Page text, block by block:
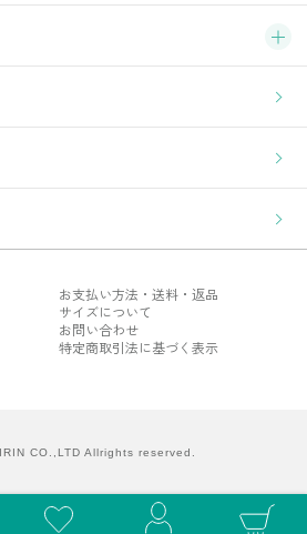
お支払い方法・送料・返品
サイズについて
お問い合わせ
特定商取引法に基づく表示
CO.,LTD Allrights reserved.